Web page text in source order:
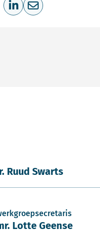
Deel op LinkedIn
Deel via e-mail
Ruud Swarts
Lotte Geense